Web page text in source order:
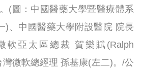
(圖：中國醫藥大學暨醫療體系
)、中國醫藥大學附設醫院 院長
軟亞太區總裁 賀樂賦(Ralph
微軟總經理 孫基康(左二)。/公